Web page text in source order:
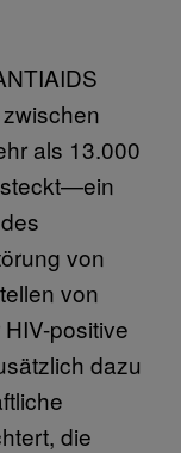
als 13.000
von
von
positive
dazu
die